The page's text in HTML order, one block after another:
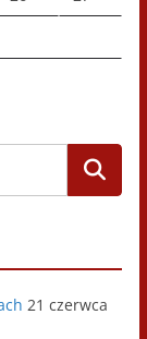
21 czerwca